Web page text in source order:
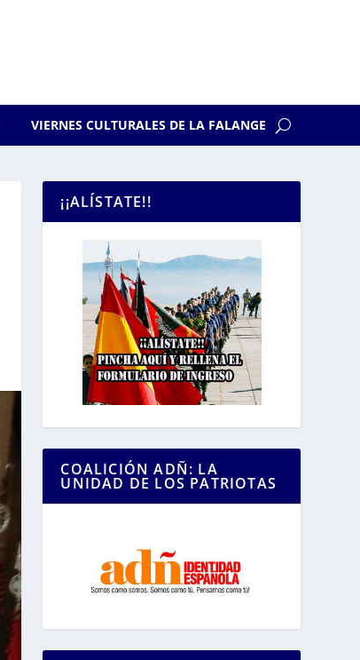
VIERNES CULTURALES DE LA FALANGE
¡¡ALÍSTATE!!
COALICIÓN ADÑ: LA
UNIDAD DE LOS PATRIOTAS